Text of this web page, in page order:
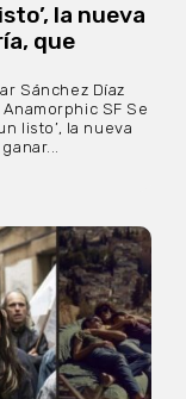
la nueva
que
Sánchez Díaz
SF Se
listo’, la nueva